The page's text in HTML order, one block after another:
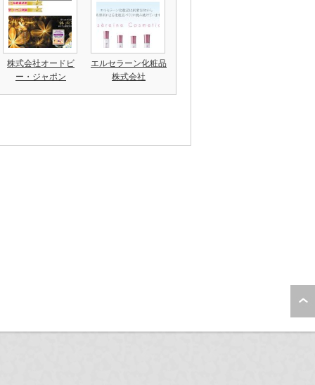
株式会社オードビ
ー・ジャポン
エルセラーン化粧品
株式会社